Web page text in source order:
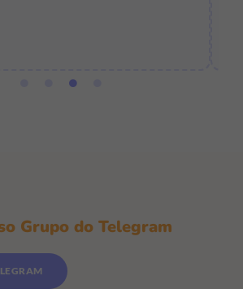
Grupo do Telegram